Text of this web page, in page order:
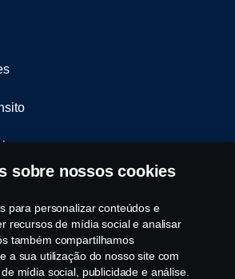
Veicular
sobre nossos cookies
para personalizar conteúdos e
recursos de mídia social e analisar
também compartilhamos
a sua utilização do nosso site com
mídia social, publicidade e análise.